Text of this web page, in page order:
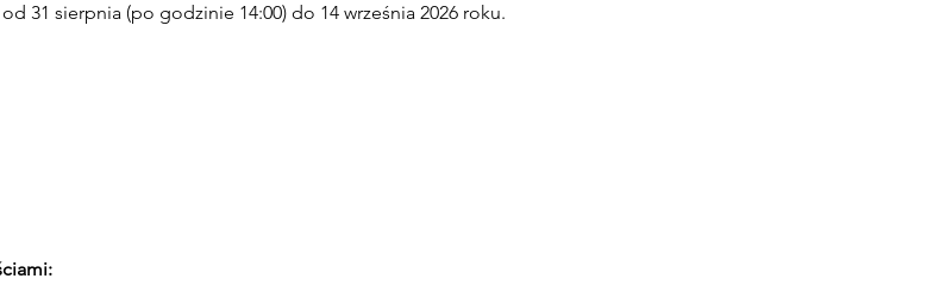
31 sierpnia (po godzinie 14:00) do 14 września 2026 roku.